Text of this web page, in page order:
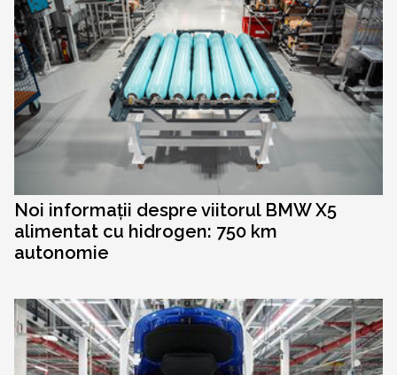
Noi informații despre viitorul BMW X5
alimentat cu hidrogen: 750 km
autonomie